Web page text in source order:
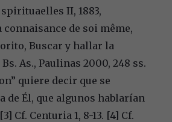
spirituaelles II, 1883,
de soi même,
Buscar y hallar la
As., Paulinas 2000, 248 ss.
quiere decir que se
de Él, que algunos hablarían
[3] Cf. Centuria 1, 8-13. [4] Cf.